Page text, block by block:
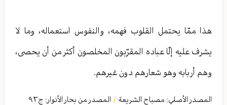
هذا ممّا يحتمل القلوب فهمه، والنفوس استعماله، وما لا
يشرف عليه إلّا عباده المقرّبون المخلصون أكثر من أن يحصى،
وهم أربابه وهو شعارهم دون غيرهم.
المصدر الأصلي: مصباح الشريعة / المصدر من بحار الأنوار: ج٩٣